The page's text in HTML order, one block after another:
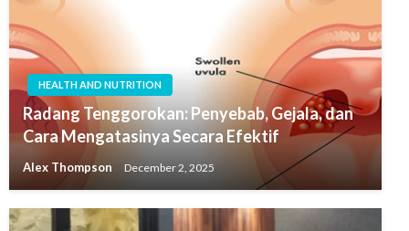
HEALTH AND NUTRITION
Radang Tenggorokan: Penyebab, Gejala, dan
Cara Mengatasinya Secara Efektif
Alex Thompson December 2, 2025